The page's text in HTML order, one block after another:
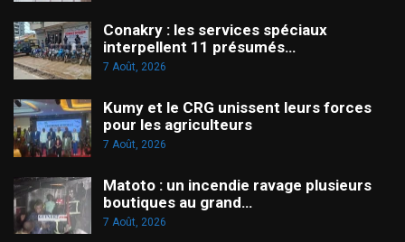
Conakry : les services spéciaux
interpellent 11 présumés…
7 Août, 2026
Kumy et le CRG unissent leurs forces
pour les agriculteurs
7 Août, 2026
Matoto : un incendie ravage plusieurs
boutiques au grand…
7 Août, 2026